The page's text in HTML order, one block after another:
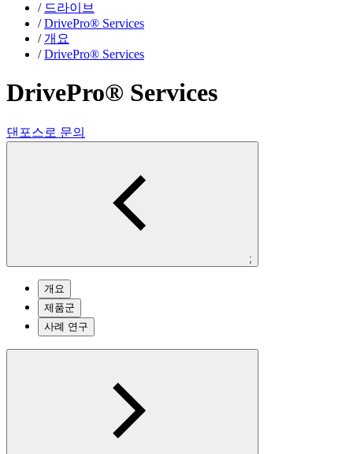
/ 드라이브
/ DrivePro® Services
/ 개요
/ DrivePro® Services
DrivePro® Services
댄포스로 문의
;
개요
제품군
사례 연구